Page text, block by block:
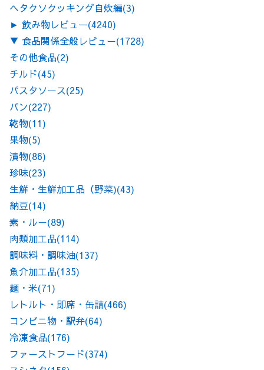
ヘタクソクッキング自炊編(3)
► 飲み物レビュー(4240)
▼ 食品関係全般レビュー(1728)
その他食品(2)
チルド(45)
パスタソース(25)
パン(227)
乾物(11)
果物(5)
漬物(86)
珍味(23)
生鮮・生鮮加工品（野菜)(43)
納豆(14)
素・ルー(89)
肉類加工品(114)
調味料・調味油(137)
魚介加工品(135)
麺・米(71)
レトルト・即席・缶詰(466)
コンビニ物・駅弁(64)
冷凍食品(176)
ファーストフード(374)